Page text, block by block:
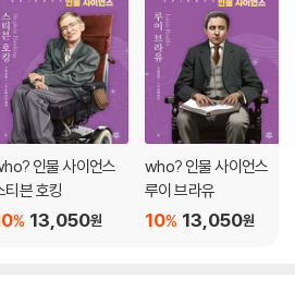
인물 사이언스
티븐 호킹
13,050원
%
who? 인물 사이언스
루이 브라유
13,050원
10%